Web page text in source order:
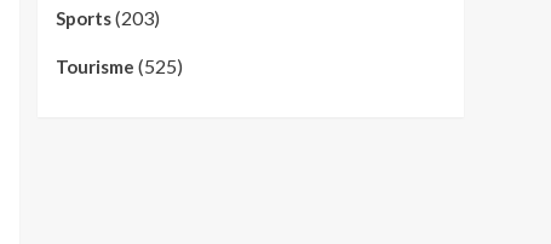
Sports(203)
Tourisme (525)